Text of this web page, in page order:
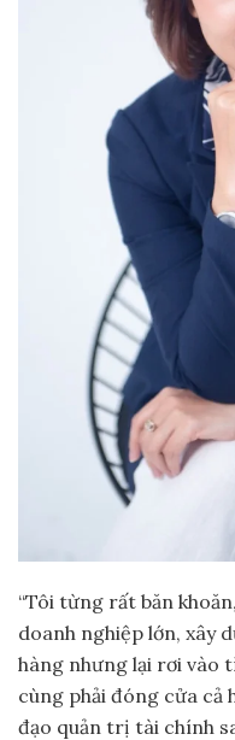
“Tôi từng rất băn
doanh nghiệp lớn, xây
hàng nhưng lại rơi vào
cùng phải đóng cửa cả
đạo quản trị tài chính